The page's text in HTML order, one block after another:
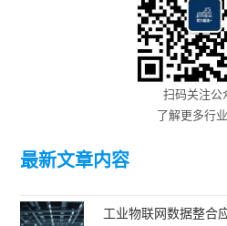
扫码关注公
了解更多行
最新文章内容
工业物联网数据整合